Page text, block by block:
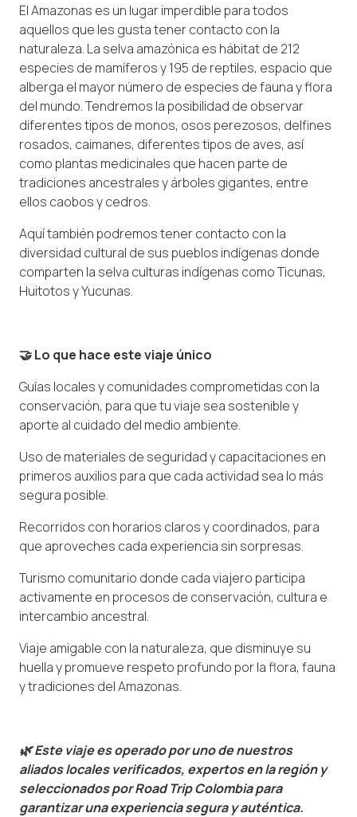
El Amazonas es un lugar imperdible para todos
aquellos que les gusta tener contacto con la
naturaleza. La selva amazónica es hábitat de 212
especies de mamíferos y 195 de reptiles, espacio que
alberga el mayor número de especies de fauna y flora
del mundo. Tendremos la posibilidad de observar
diferentes tipos de monos, osos perezosos, delfines
rosados, caimanes, diferentes tipos de aves, así
como plantas medicinales que hacen parte de
tradiciones ancestrales y árboles gigantes, entre
ellos caobos y cedros.
Aquí también podremos tener contacto con la
diversidad cultural de sus pueblos indígenas donde
comparten la selva culturas indígenas como Ticunas,
Huitotos y Yucunas.
🤝 Lo que hace este viaje único
Guías locales y comunidades comprometidas con la
conservación, para que tu viaje sea sostenible y
aporte al cuidado del medio ambiente.
Uso de materiales de seguridad y capacitaciones en
primeros auxilios para que cada actividad sea lo más
segura posible.
Recorridos con horarios claros y coordinados, para
que aproveches cada experiencia sin sorpresas.
Turismo comunitario donde cada viajero participa
activamente en procesos de conservación, cultura e
intercambio ancestral.
Viaje amigable con la naturaleza, que disminuye su
huella y promueve respeto profundo por la flora, fauna
y tradiciones del Amazonas.
🌿 Este viaje es operado por uno de nuestros
aliados locales verificados, expertos en la región y
seleccionados por Road Trip Colombia para
garantizar una experiencia segura y auténtica.